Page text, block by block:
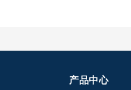
产品中心